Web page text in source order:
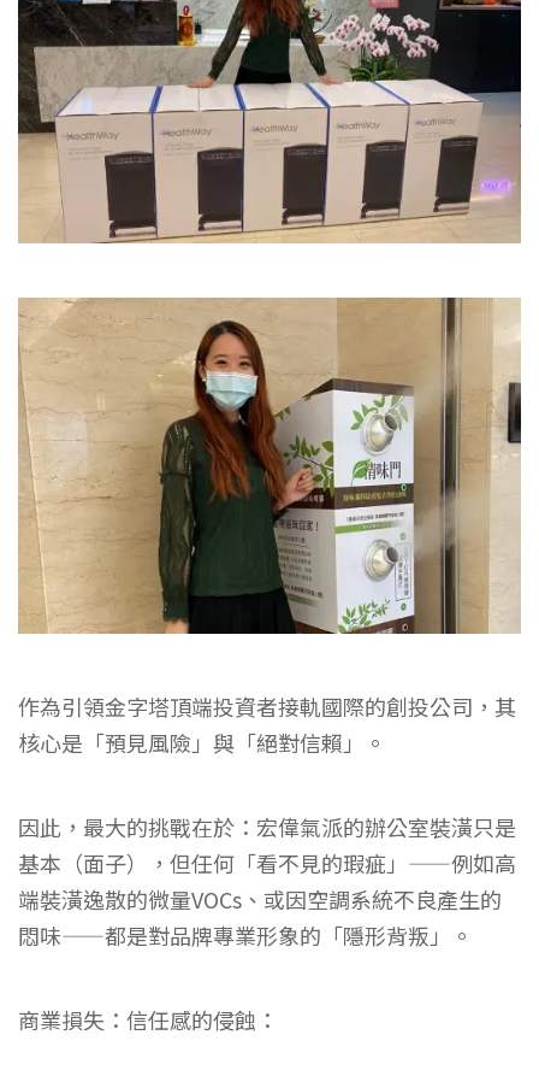
作為引領金字塔頂端投資者接軌國際的創投公司，其
核心是「預見風險」與「絕對信賴」。
因此，最大的挑戰在於：宏偉氣派的辦公室裝潢只是
基本（面子），但任何「看不見的瑕疵」——例如高
端裝潢逸散的微量VOCs、或因空調系統不良產生的
悶味——都是對品牌專業形象的「隱形背叛」。
商業損失：信任感的侵蝕：